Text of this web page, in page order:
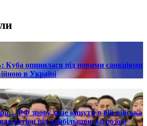
Куба опинилася під новими санкціями
в Україні
РФ знову хоче кинути в бій війська
регіон під найбільшою загрозою